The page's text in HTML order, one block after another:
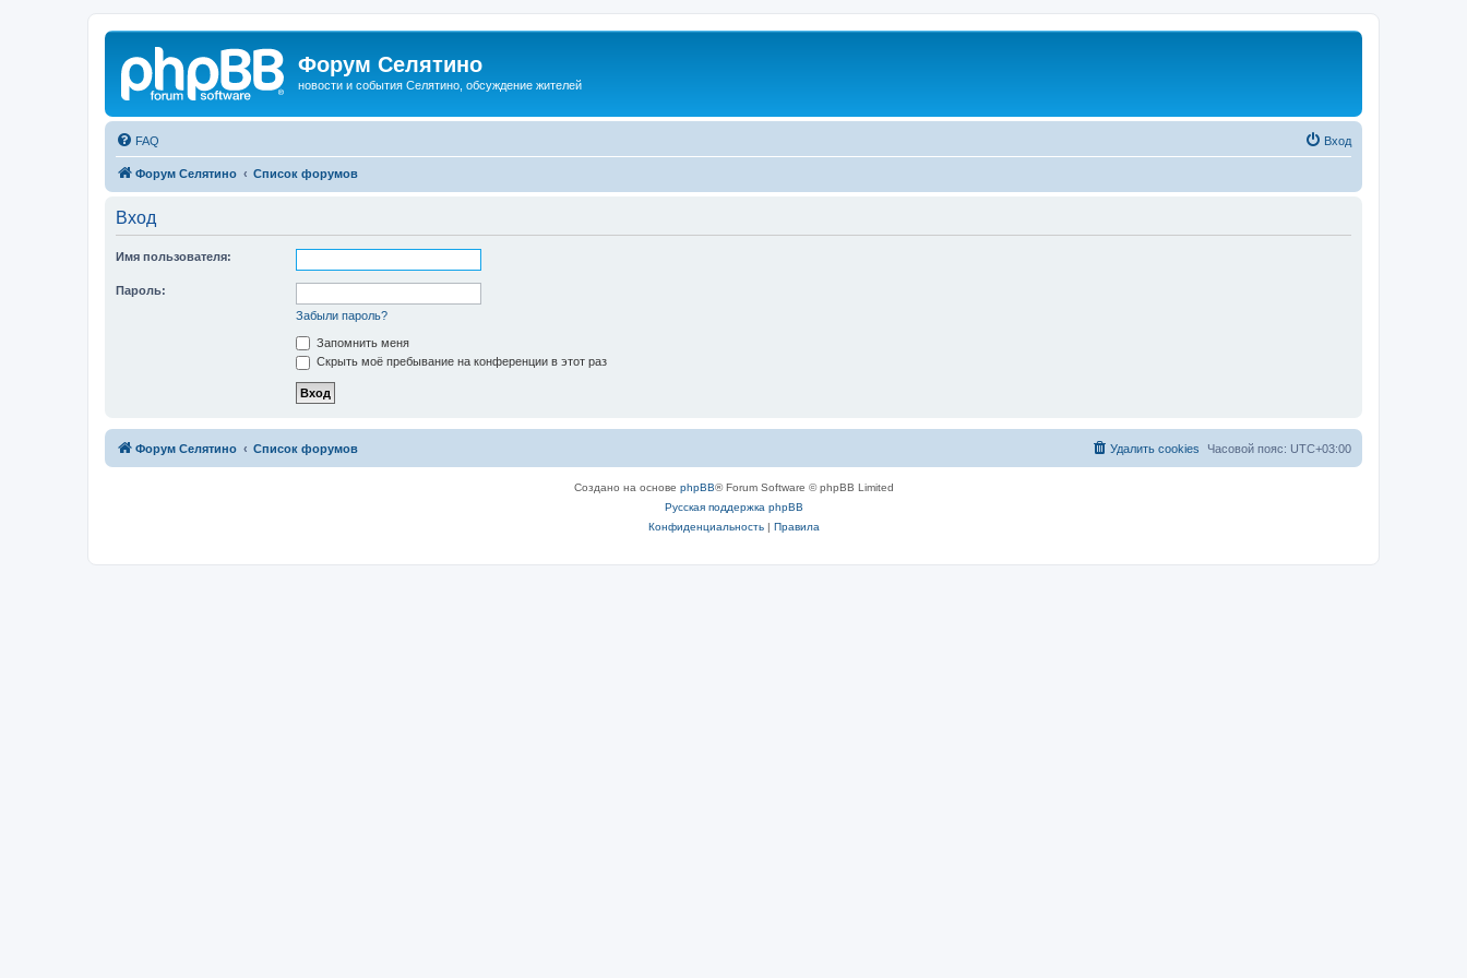
Форум Селятино
новости и события Селятино, обсуждение жителей
FAQ Вход
Форум Селятино Список форумов
Вход
Имя пользователя:
Пароль:
Забыли пароль?
Запомнить меня
Скрыть моё пребывание на конференции в этот раз
Форум Селятино Список форумов Часовой пояс: UTC+03:00
Удалить cookies
Создано на основе phpBB® Forum Software © phpBB Limited
Русская поддержка phpBB
Конфиденциальность| Правила